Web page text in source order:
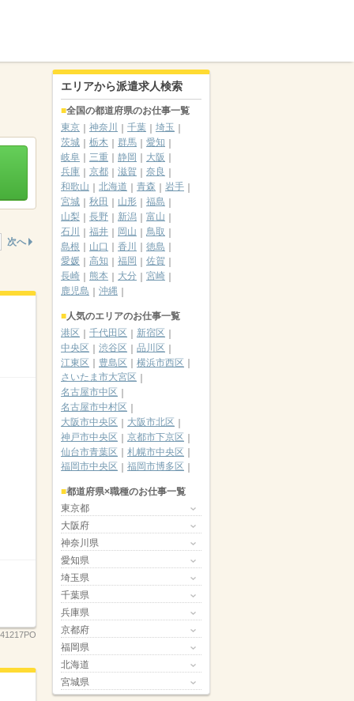
次へ
エリアから派遣求人検索
全国の都道府県のお仕事一覧
東京
神奈川 千葉
埼玉
茨城
栃木 群馬
愛知
岐阜
三重 静岡
大阪
兵庫
京都 滋賀
奈良
和歌山
北海道 青森
岩手
宮城
秋田 山形
福島
山梨
長野 新潟
富山
石川
福井 岡山
鳥取
島根
山口 香川
徳島
愛媛
高知 福岡
佐賀
長崎
熊本 大分
宮崎
鹿児島
沖縄
人気のエリアのお仕事一覧
港区
千代田区
新宿区
中央区
渋谷区
品川区
江東区
豊島区
横浜市西区
さいたま市大宮区
名古屋市中区
名古屋市中村区
大阪市中央区
大阪市北区
神戸市中央区
京都市下京区
仙台市青葉区
札幌市中央区
福岡市中央区
福岡市博多区
都道府県×職種のお仕事一覧
東京都
大阪府
神奈川県
愛知県
埼玉県
千葉県
兵庫県
京都府
福岡県
北海道
宮城県